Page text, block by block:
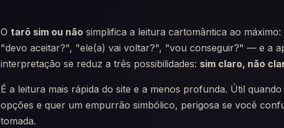
O tarô sim ou não simplifica a leitura cartomântica ao
"devo aceitar?", "ele(a) vai voltar?", "vou conseguir?" — e a
interpretação se reduz a três possibilidades: sim claro, não
É a leitura mais rápida do site e a menos profunda. Útil
opções e quer um empurrão simbólico, perigosa se você
tomada.